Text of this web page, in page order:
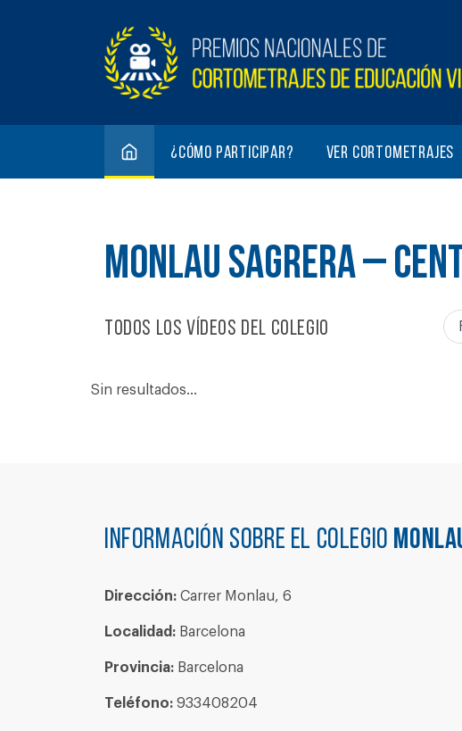
¿Cómo participar? Ver cortometrajes
MONLAU SAGRERA –
Todos los vídeos del colegio
Sin resultados...
Información sobre el colegio
Dirección: Carrer Monlau, 6
Localidad: Barcelona
Provincia: Barcelona
Teléfono: 933408204